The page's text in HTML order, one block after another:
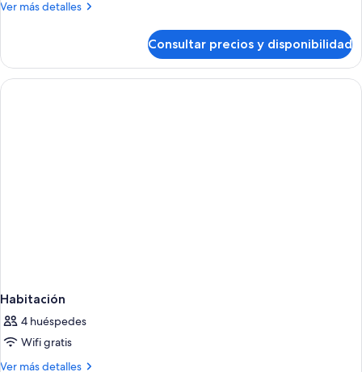
Ver más detalles
Más
Consultar precios y disponibilidad
Habitación
4 huéspedes
Wifi gratis
Ver más detalles
Más